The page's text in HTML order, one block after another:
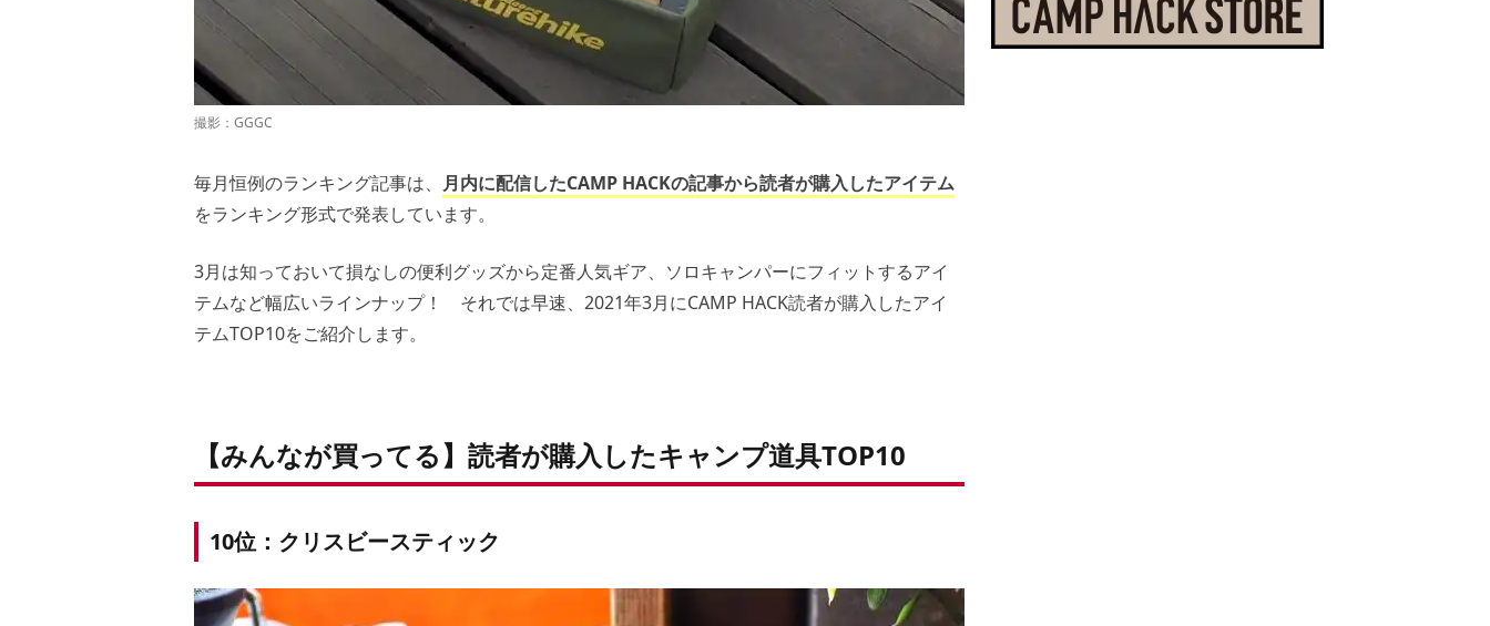
撮影：GGGC
毎月恒例のランキング記事は、
月内に配信したCAMP HACKの記事から読者が購入したアイテム
をランキング形式で発表しています。
3月は知っておいて損なしの便利グッズから定番人気ギア、ソロキャンパーにフィットするアイ
テムなど幅広いラインナップ！ それでは早速、2021年3月にCAMP HACK読者が購入したアイ
テムTOP10をご紹介します。
【みんなが買ってる】読者が購入したキャンプ道具TOP10
10位：クリスビースティック